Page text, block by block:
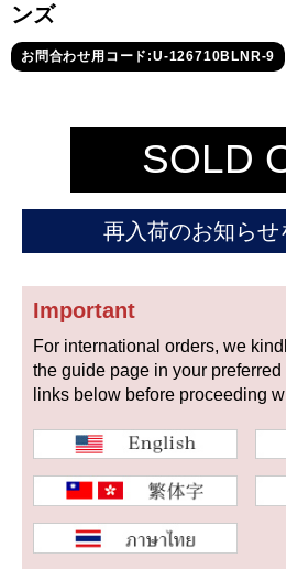
コンスタンタン
商品の状態か
中古品
WEB限定品
複数条件で商品
詳細検索はこ
ンズ
お問合わせ用コード:U-126710BLNR-9
SOLD
再入荷のお知らせ
Important
For international orders, we
the guide page in your
links below before proceeding